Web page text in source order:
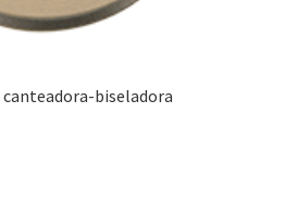
canteadora-biseladora